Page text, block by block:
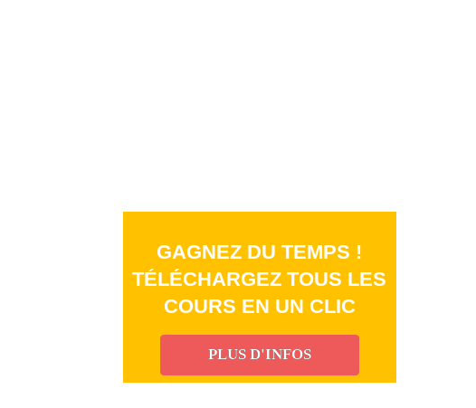
GAGNEZ DU TEMPS !
TÉLÉCHARGEZ TOUS LES
COURS EN UN CLIC
PLUS D'INFOS